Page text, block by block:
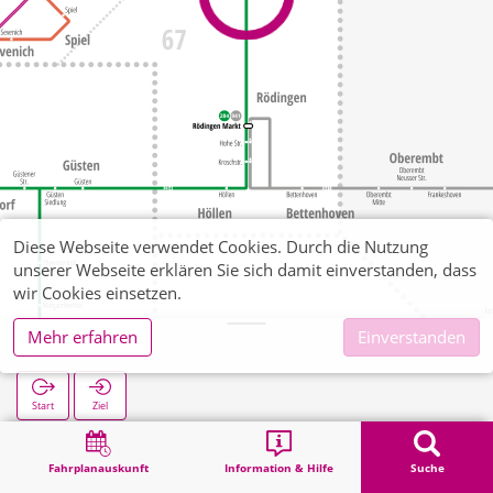
Fahrplanauskunft Information & Hilfe Suche
Kalrath
Start Ziel
Kalrath
Diese Webseite verwendet Cookies. Durch die Nutzung
unserer Webseite erklären Sie sich damit einverstanden, dass
wir Cookies einsetzen.
Mehr erfahren
Einverstanden